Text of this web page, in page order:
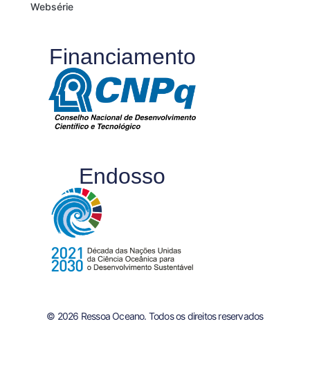
Websérie
Financiamento
Endosso
© 2026 Ressoa Oceano. Todos os direitos reservados